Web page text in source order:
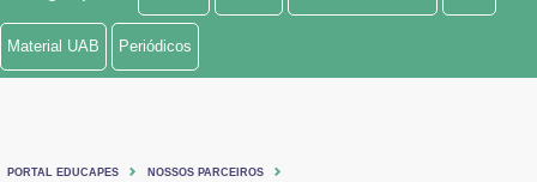
Ministério de Minas e Energia
Material UAB Periódicos
PORTAL EDUCAPES
NOSSOS PARCEIROS